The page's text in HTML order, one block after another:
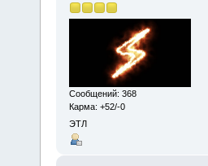
Сообщений: 368
Карма: +52/-0
ЭТЛ